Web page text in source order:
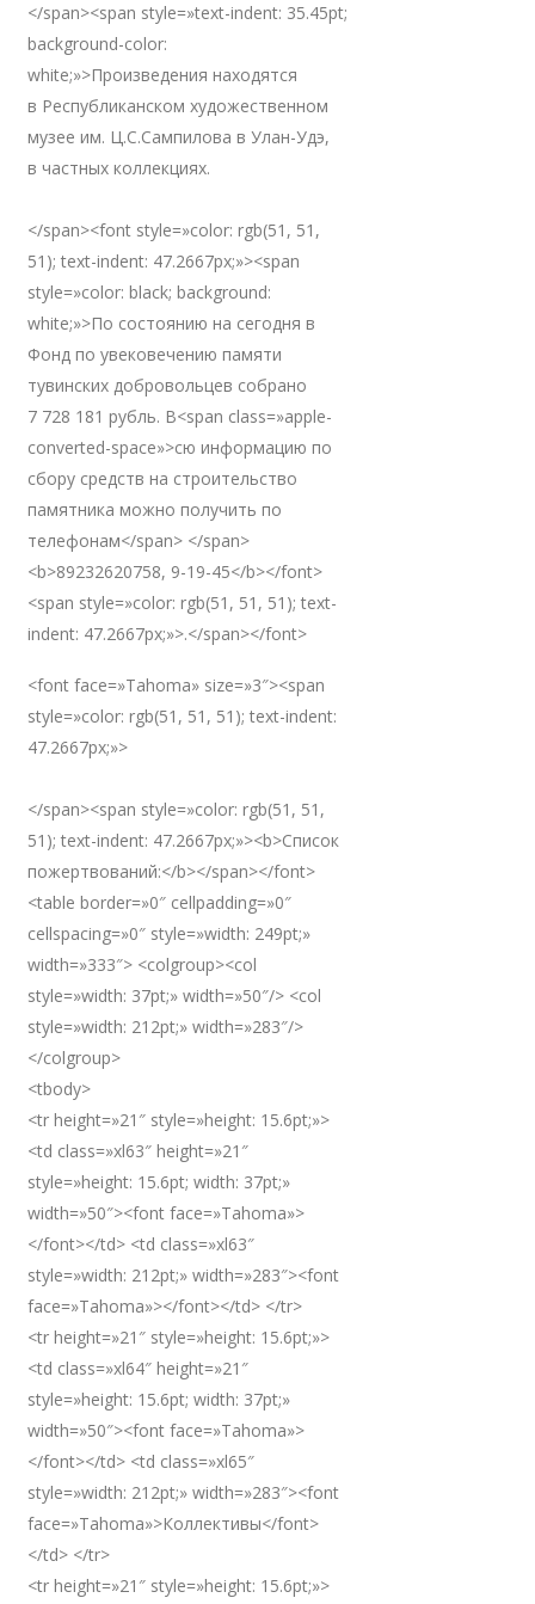
</span><span style=»text-indent: 35.45pt;
background-color:
white;»>Произведения находятся
в Республиканском художественном
музее им. Ц.С.Сампилова в Улан-Удэ,
в частных коллекциях.
</span><font style=»color: rgb(51, 51,
51); text-indent: 47.2667px;»><span
style=»color: black; background:
white;»>По состоянию на сегодня в
Фонд по увековечению памяти
тувинских добровольцев собрано
7 728 181 рубль. В<span class=»apple-
converted-space»>сю информацию по
сбору средств на строительство
памятника можно получить по
телефонам</span> </span>
<b>89232620758, 9-19-45</b></font>
<span style=»color: rgb(51, 51, 51); text-
indent: 47.2667px;»>.</span></font>
<font face=»Tahoma» size=»3″><span
style=»color: rgb(51, 51, 51); text-indent:
47.2667px;»>
</span><span style=»color: rgb(51, 51,
51); text-indent: 47.2667px;»><b>Список
пожертвований:</b></span></font>
<table border=»0″ cellpadding=»0″
cellspacing=»0″ style=»width: 249pt;»
width=»333″> <colgroup><col
style=»width: 37pt;» width=»50″/> <col
style=»width: 212pt;» width=»283″/>
</colgroup>
<tbody>
<tr height=»21″ style=»height: 15.6pt;»>
<td class=»xl63″ height=»21″
style=»height: 15.6pt; width: 37pt;»
width=»50″><font face=»Tahoma»>
</font></td> <td class=»xl63″
style=»width: 212pt;» width=»283″><font
face=»Tahoma»></font></td> </tr>
<tr height=»21″ style=»height: 15.6pt;»>
<td class=»xl64″ height=»21″
style=»height: 15.6pt; width: 37pt;»
width=»50″><font face=»Tahoma»>
</font></td> <td class=»xl65″
style=»width: 212pt;» width=»283″><font
face=»Tahoma»>Коллективы</font>
</td> </tr>
<tr height=»21″ style=»height: 15.6pt;»>